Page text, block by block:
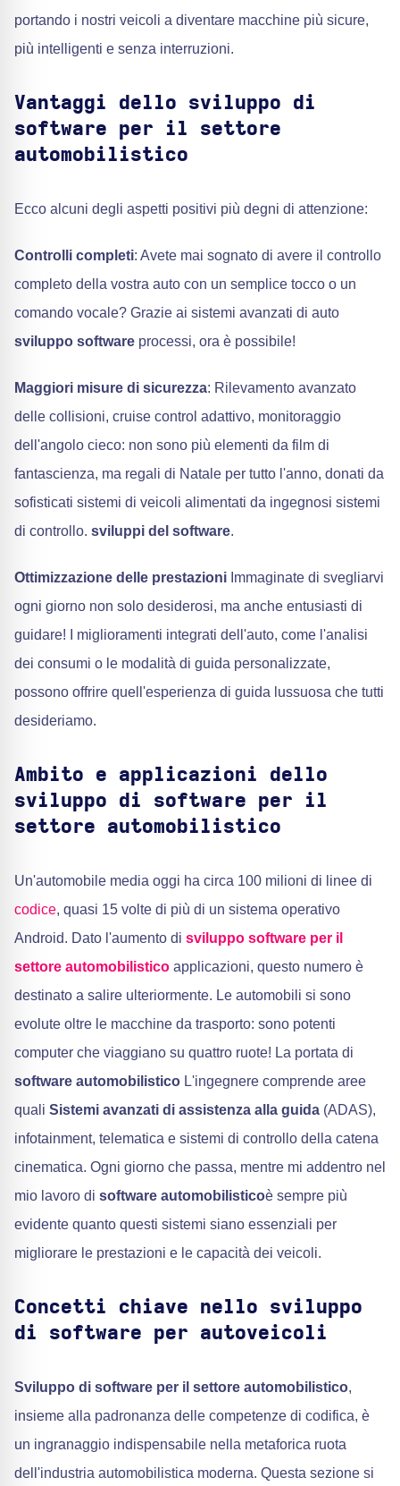
portando i nostri veicoli a diventare macchine più sicure,
più intelligenti e senza interruzioni.
Vantaggi dello sviluppo di
software per il settore
automobilistico
Ecco alcuni degli aspetti positivi più degni di attenzione:
Controlli completi: Avete mai sognato di avere il controllo
completo della vostra auto con un semplice tocco o un
comando vocale? Grazie ai sistemi avanzati di auto
sviluppo software processi, ora è possibile!
Maggiori misure di sicurezza: Rilevamento avanzato
delle collisioni, cruise control adattivo, monitoraggio
dell'angolo cieco: non sono più elementi da film di
fantascienza, ma regali di Natale per tutto l'anno, donati da
sofisticati sistemi di veicoli alimentati da ingegnosi sistemi
di controllo. sviluppi del software.
Ottimizzazione delle prestazioni Immaginate di svegliarvi
ogni giorno non solo desiderosi, ma anche entusiasti di
guidare! I miglioramenti integrati dell'auto, come l'analisi
dei consumi o le modalità di guida personalizzate,
possono offrire quell'esperienza di guida lussuosa che tutti
desideriamo.
Ambito e applicazioni dello
sviluppo di software per il
settore automobilistico
Un'automobile media oggi ha circa 100 milioni di linee di
codice, quasi 15 volte di più di un sistema operativo
Android. Dato l'aumento di sviluppo software per il
settore automobilistico applicazioni, questo numero è
destinato a salire ulteriormente. Le automobili si sono
evolute oltre le macchine da trasporto: sono potenti
computer che viaggiano su quattro ruote! La portata di
software automobilistico L'ingegnere comprende aree
quali Sistemi avanzati di assistenza alla guida (ADAS),
infotainment, telematica e sistemi di controllo della catena
cinematica. Ogni giorno che passa, mentre mi addentro nel
mio lavoro di software automobilisticoè sempre più
evidente quanto questi sistemi siano essenziali per
migliorare le prestazioni e le capacità dei veicoli.
Concetti chiave nello sviluppo
di software per autoveicoli
Sviluppo di software per il settore automobilistico,
insieme alla padronanza delle competenze di codifica, è
un ingranaggio indispensabile nella metaforica ruota
dell'industria automobilistica moderna. Questa sezione si